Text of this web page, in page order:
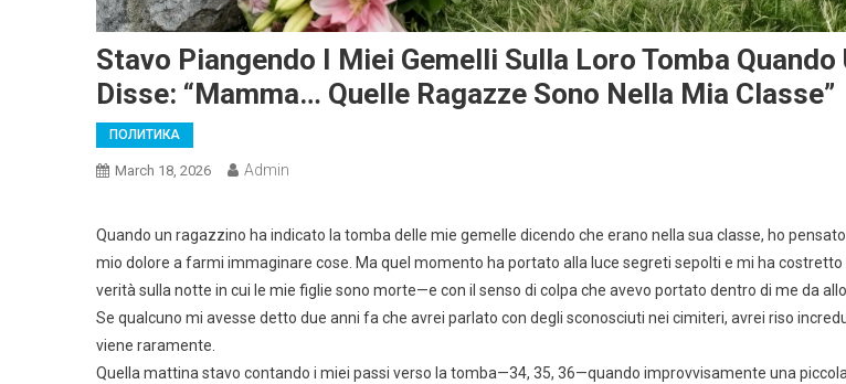
Stavo Piangendo I Miei Gemelli Sulla Loro Tomba Quando
Disse: “Mamma… Quelle Ragazze Sono Nella Mia Classe”
ПОЛИТИКА
March 18, 2026 Admin
Quando un ragazzino ha indicato la tomba delle mie gemelle dicendo che erano nella sua classe, ho
mio dolore a farmi immaginare cose. Ma quel momento ha portato alla luce segreti sepolti e mi ha costretto
verità sulla notte in cui le mie figlie sono morte—e con il senso di colpa che avevo portato dentro di me da
Se qualcuno mi avesse detto due anni fa che avrei parlato con degli sconosciuti nei cimiteri, avrei riso
viene raramente.
Quella mattina stavo contando i miei passi verso la tomba—34, 35, 36—quando improvvisamente una